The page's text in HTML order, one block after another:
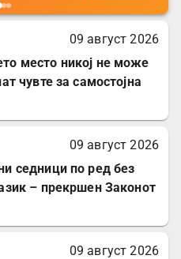
09 август 2026
место никој не може
чувте за самостојна
09 август 2026
седници по ред без
– прекршен Законот
09 август 2026